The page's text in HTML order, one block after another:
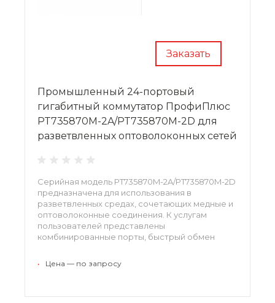
Заказать
Промышленный 24-портовый
гигабитный коммутатор ПрофиПлюс
PT735870M-2A/PT735870M-2D для
разветвленных оптоволоконных сетей
Серийная модель PT735870M-2A/PT735870M-2D
предназначена для использования в
разветвленных средах, сочетающих медные и
оптоволоконные соединения. К услугам
пользователей представлены
комбинированные порты, быстрый обмен
управление позволяет использовать любой
• Цена — по запросу